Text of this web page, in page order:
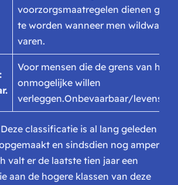
voorzorgsmaatregelen dienen
te worden wanneer men wildwater
varen.
Voor mensen die de grens van het
onmogelijke willen
verleggen.Onbevaarbaar/
classificatie is al lang geleden
en sindsdien nog amper
valt er de laatste tien jaar een
aan de hogere klassen van deze